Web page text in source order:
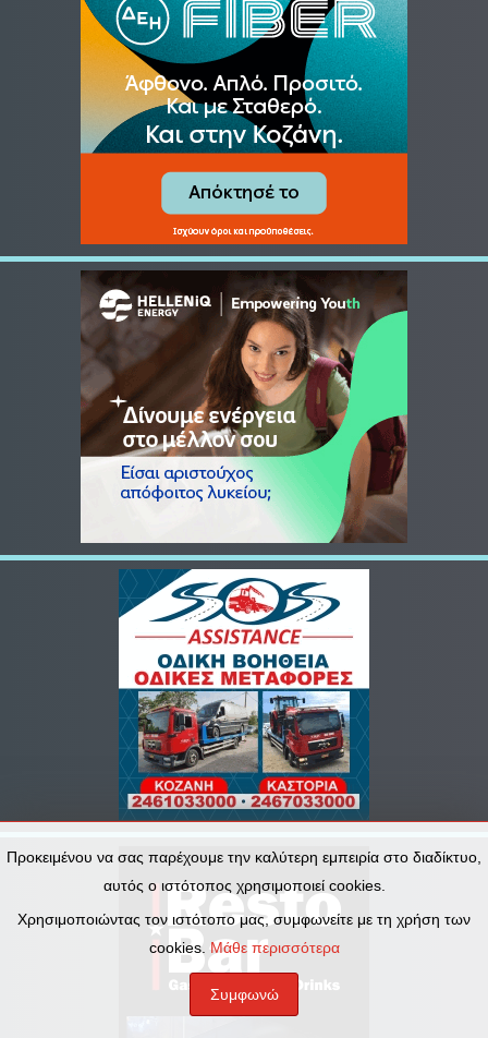
Προκειμένου να σας παρέχουμε την καλύτερη εμπειρία στο διαδίκτυο,
αυτός ο ιστότοπος χρησιμοποιεί cookies.
Χρησιμοποιώντας τον ιστότοπο μας, συμφωνείτε με τη χρήση των
cookies. Μάθε περισσότερα
Συμφωνώ